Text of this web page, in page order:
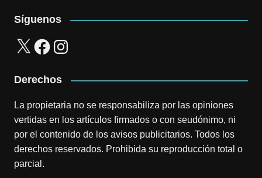
Síguenos
X FacebookInstagram
Derechos
La propietaria no se responsabiliza por las opiniones
vertidas en los artículos firmados o con seudónimo, ni
por el contenido de los avisos publicitarios. Todos los
derechos reservados. Prohibida su reproducción total o
parcial.